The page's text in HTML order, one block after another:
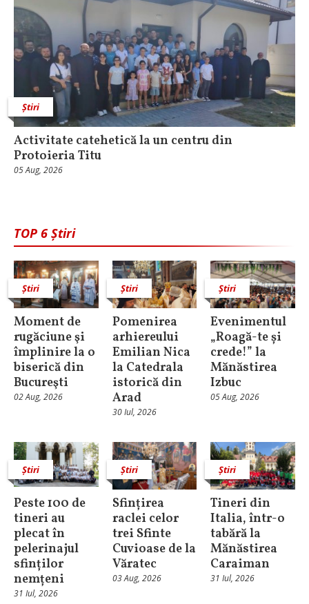
Știri
Activitate catehetică la un centru din
Protoieria Titu
05 Aug, 2026
TOP 6 Știri
Știri
Moment de
rugăciune şi
împlinire la o
biserică din
Bucureşti
02 Aug, 2026
Știri
Pomenirea
arhiereului
Emilian Nica
la Catedrala
istorică din
Arad
30 Iul, 2026
Știri
Evenimentul
„Roagă-te și
crede!” la
Mănăstirea
Izbuc
05 Aug, 2026
Știri
Peste 100 de
tineri au
plecat în
pelerinajul
sfinților
nemțeni
31 Iul, 2026
Știri
Sfințirea
raclei celor
trei Sfinte
Cuvioase de la
Văratec
03 Aug, 2026
Știri
Tineri din
Italia, într-o
tabără la
Mănăstirea
Caraiman
31 Iul, 2026